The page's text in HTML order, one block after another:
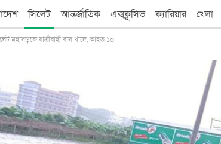
সিলেট আন্তর্জাতিক এক্সক্লুসিভ ক্যারিয়ার খেলা
মহাসড়কে যাত্রীবাহী বাস খাদে, আহত ১০